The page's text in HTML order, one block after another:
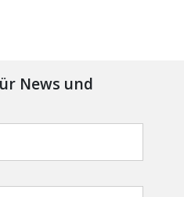
News und